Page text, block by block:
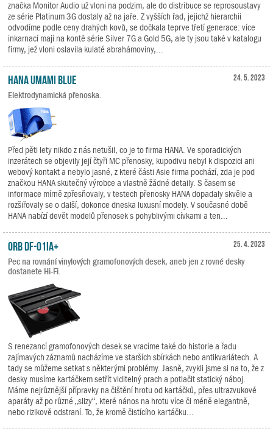
značka Monitor Audio už vloni na podzim, ale do distribuce se reprosoustavy
ze série Platinum 3G dostaly až na jaře. Z vyšších řad, jejichž hierarchii
odvodíme podle ceny drahých kovů, se dočkala teprve třetí generace: více
inkarnací mají na kontě série Silver 7G a Gold 5G, ale ty jsou také v katalogu
firmy, jež vloni oslavila kulaté abrahámoviny,...
24. 5. 2023
HANA Umami Blue
Elektrodynamická přenoska.
Před pěti lety nikdo z nás netušil, co je to firma HANA. Ve sporadických
inzerátech se objevily její čtyři MC přenosky, kupodivu nebyl k dispozici ani
webový kontakt a nebylo jasné, z které části Asie firma pochází, zda je pod
značkou HANA skutečný výrobce a vlastně žádné detaily. S časem se
informace mírně zpřesňovaly, v testech přenosky HANA dopadaly skvěle a
rozšiřovaly se o další, dokonce dneska luxusní modely. V současné době
HANA nabízí devět modelů přenosek s pohyblivými cívkami a ten...
25. 4. 2023
ORB DF-01iA+
Pec na rovnání vinylových gramofonových desek, aneb jen z rovné desky
dostanete Hi-Fi.
S renezancí gramofonových desek se vracíme také do historie a řadu
zajímavých záznamů nacházíme ve starších sbírkách nebo antikvariátech. A
tady se můžeme setkat s některými problémy. Jasně, zvykli jsme si na to, že z
desky musíme kartáčkem setřít viditelný prach a potlačit statický náboj.
Máme nejrůznější přípravky na čištění hrotu od kartáčků, přes ultrazvukové
aparáty až po různé „slizy“, které nános na hrotu více či méně elegantně,
nebo rizikově odstraní. To, že kromě čistícího kartáčku...